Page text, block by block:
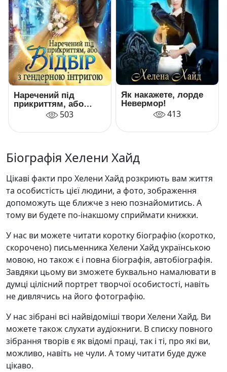
Наречений під
прикриттям, або
Відбір з гендерною
інтригою
503
Як накажете, лорде
Невермор!
413
Біографія Хелени Хайд
Цікаві факти про Хелени Хайд розкриють вам життя
та особистість цієї людини, а фото, зображення
допоможуть ще ближче з нею познайомитись. А
тому ви будете по-інакшому сприймати книжки.
У нас ви можете читати коротку біографію (коротко,
скорочено) письменника Хелени Хайд українською
мовою, но також є і повна біографія, автобіографія.
Завдяки цьому ви зможете буквально намалювати в
думці цілісний портрет творчої особистості, навіть
не дивлячись на його фотографію.
У нас зібрані всі найвідоміші твори Хелени Хайд. Ви
можете також слухати аудіокниги. В списку повного
зібрання творів є як відомі праці, так і ті, про які ви,
можливо, навіть не чули. А тому читати буде дуже
цікаво.